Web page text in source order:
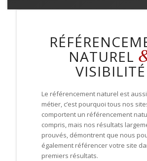
NATUREL
VISIBILITÉ
Le référencement naturel est
métier, c’est pourquoi tous nos
comportent un référencement
compris, mais nos résultats
prouvés, démontrent que nous
également référencer votre site
premiers résultats.